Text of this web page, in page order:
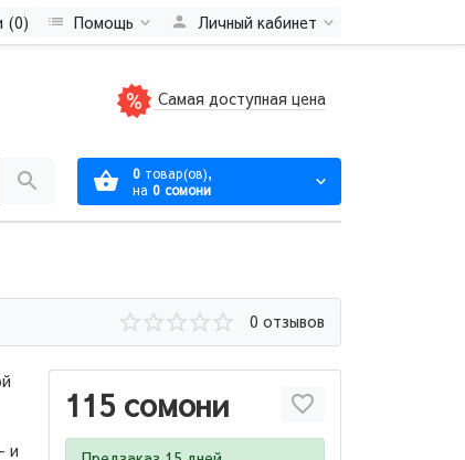
(0) Помощь Личный кабинет
Самая доступная цена
0 товар(ов),
на 0 сомони
0 отзывов
115 сомони
и